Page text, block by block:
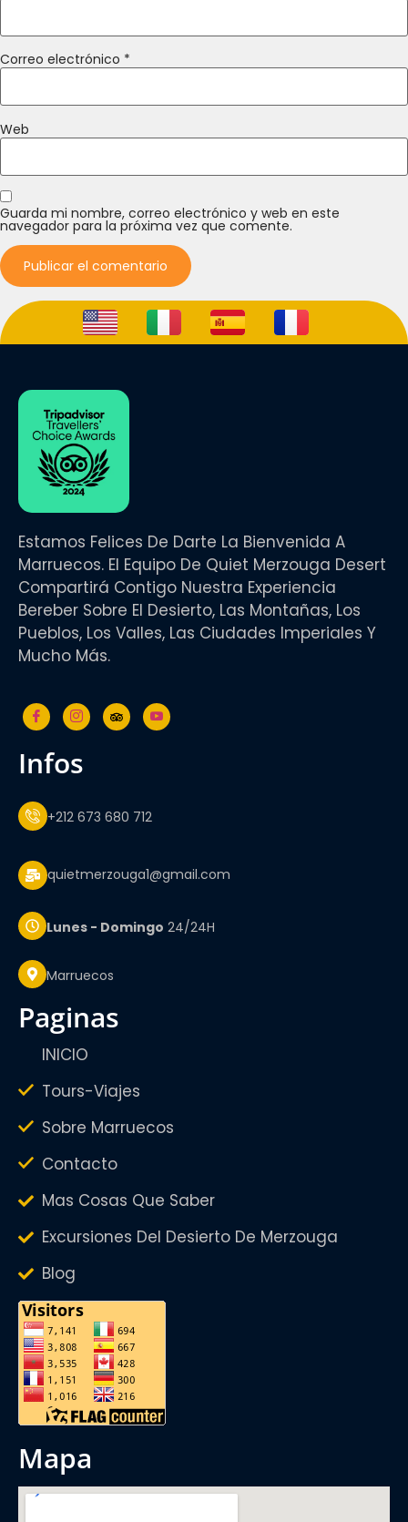
Correo electrónico *
Web
Guarda mi nombre, correo electrónico y web en este
navegador para la próxima vez que comente.
Estamos Felices De Darte La Bienvenida A
Marruecos. El Equipo De Quiet Merzouga Desert
Compartirá Contigo Nuestra Experiencia
Bereber Sobre El Desierto, Las Montañas, Los
Pueblos, Los Valles, Las Ciudades Imperiales Y
Mucho Más.
infos
+212 673 680 712
quietmerzouga1@gmail.com
Lunes - Domingo 24/24H
Marruecos
paginas
INICIO
Tours-Viajes
Sobre Marruecos
Contacto
Mas Cosas Que Saber
Excursiones Del Desierto De Merzouga
Blog
mapa